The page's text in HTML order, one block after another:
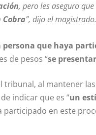
, pero les aseguro
Cobra”, dijo el magistrado.
persona que haya
de pesos “se
tribunal, al mantener
indicar que es “un
participado en este